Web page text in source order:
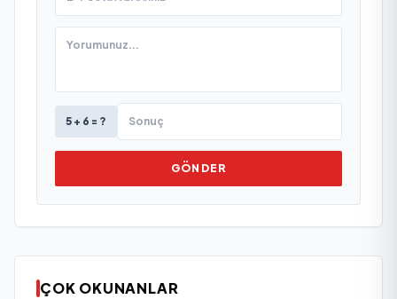
5 + 6 = ?
GÖNDER
ÇOK OKUNANLAR